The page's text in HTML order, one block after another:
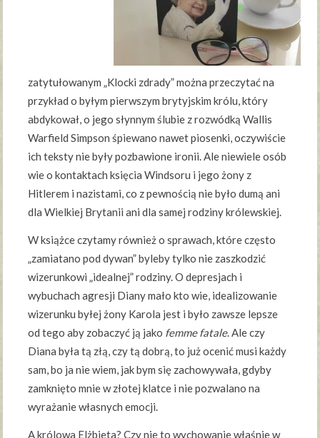
zatytułowanym „Klocki zdrady” można przeczytać na
przykład o byłym pierwszym brytyjskim królu, który
abdykował, o jego słynnym ślubie z rozwódką Wallis
Warfield Simpson śpiewano nawet piosenki, oczywiście
ich teksty nie były pozbawione ironii. Ale niewiele osób
wie o kontaktach księcia Windsoru i jego żony z
Hitlerem i nazistami, co z pewnością nie było dumą ani
dla Wielkiej Brytanii ani dla samej rodziny królewskiej.
W książce czytamy również o sprawach, które często
„zamiatano pod dywan” byleby tylko nie zaszkodzić
wizerunkowi „idealnej” rodziny. O depresjach i
wybuchach agresji Diany mało kto wie, idealizowanie
wizerunku byłej żony Karola jest i było zawsze lepsze
od tego aby zobaczyć ją jako femme fatale. Ale czy
Diana była tą złą, czy tą dobrą, to już ocenić musi każdy
sam, bo ja nie wiem, jak bym się zachowywała, gdyby
zamknięto mnie w złotej klatce i nie pozwalano na
wyrażanie własnych emocji.
A królowa Elżbieta? Czy nie to wychowanie właśnie w